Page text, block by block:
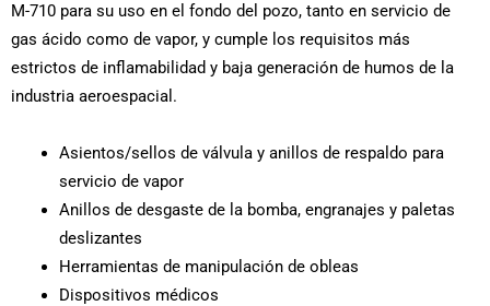
M-710 para su uso en el fondo del pozo, tanto en servicio de
gas ácido como de vapor, y cumple los requisitos más
estrictos de inflamabilidad y baja generación de humos de la
industria aeroespacial.
Asientos/sellos de válvula y anillos de respaldo para
servicio de vapor
Anillos de desgaste de la bomba, engranajes y paletas
deslizantes
Herramientas de manipulación de obleas
Dispositivos médicos